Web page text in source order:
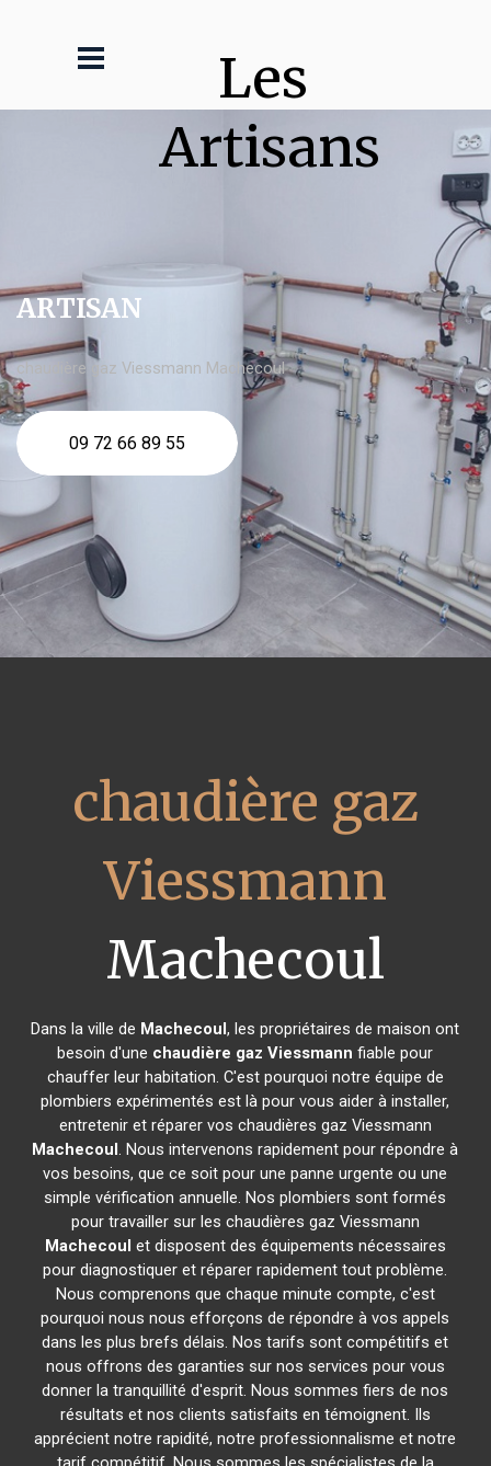
Les
Artisans
ARTISAN
chaudière gaz Viessmann Machecoul
09 72 66 89 55
chaudière gaz
Viessmann
Machecoul
Dans la ville de Machecoul, les propriétaires de maison ont
besoin d'une chaudière gaz Viessmann fiable pour
chauffer leur habitation. C'est pourquoi notre équipe de
plombiers expérimentés est là pour vous aider à installer,
entretenir et réparer vos chaudières gaz Viessmann
Machecoul. Nous intervenons rapidement pour répondre à
vos besoins, que ce soit pour une panne urgente ou une
simple vérification annuelle. Nos plombiers sont formés
pour travailler sur les chaudières gaz Viessmann
Machecoul et disposent des équipements nécessaires
pour diagnostiquer et réparer rapidement tout problème.
Nous comprenons que chaque minute compte, c'est
pourquoi nous nous efforçons de répondre à vos appels
dans les plus brefs délais. Nos tarifs sont compétitifs et
nous offrons des garanties sur nos services pour vous
donner la tranquillité d'esprit. Nous sommes fiers de nos
résultats et nos clients satisfaits en témoignent. Ils
apprécient notre rapidité, notre professionnalisme et notre